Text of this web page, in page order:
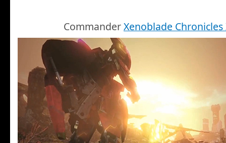
CommanderXenoblade Chronicles